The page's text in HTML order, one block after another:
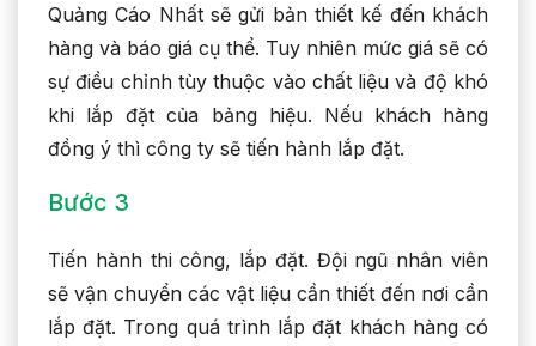
Quảng Cáo Nhất sẽ gửi bản thiết kế đến khách
hàng và báo giá cụ thể. Tuy nhiên mức giá sẽ có
sự điều chỉnh tùy thuộc vào chất liệu và độ khó
khi lắp đặt của bảng hiệu. Nếu khách hàng
đồng ý thì công ty sẽ tiến hành lắp đặt.
Bước 3
Tiến hành thi công, lắp đặt. Đội ngũ nhân viên
sẽ vận chuyển các vật liệu cần thiết đến nơi cần
lắp đặt. Trong quá trình lắp đặt khách hàng có